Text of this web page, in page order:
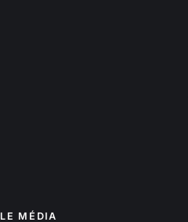
LE MÉDIA